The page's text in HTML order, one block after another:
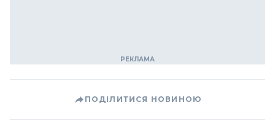
ПОДІЛИТИСЯ НОВИНОЮ